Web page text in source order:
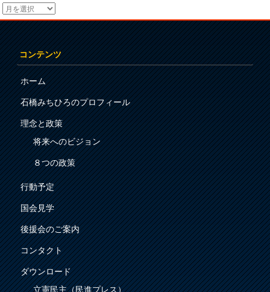
コンテンツ
ホーム
石橋みちひろのプロフィール
理念と政策
将来へのビジョン
８つの政策
行動予定
国会見学
後援会のご案内
コンタクト
ダウンロード
立憲民主（民進プレス）